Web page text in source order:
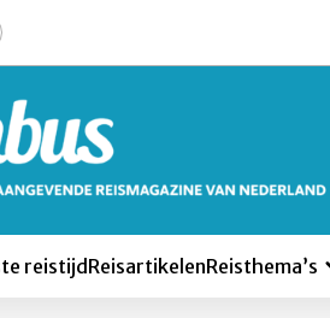
reistijd ReisartikelenReisthema’s